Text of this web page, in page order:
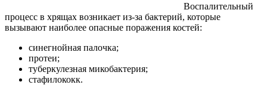
Воспалительный
процесс в хрящах возникает из-за бактерий, которые
вызывают наиболее опасные поражения костей:
синегнойная палочка;
протеи;
туберкулезная микобактерия;
стафилококк.